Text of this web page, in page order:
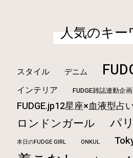
人気のキー
スタイル デニム
インテリア FUDGE雑誌連動企画
FUDGE.jp12星座×血液型占
ロンドンガール パ
本日のFUDGE GIRL ONKUL